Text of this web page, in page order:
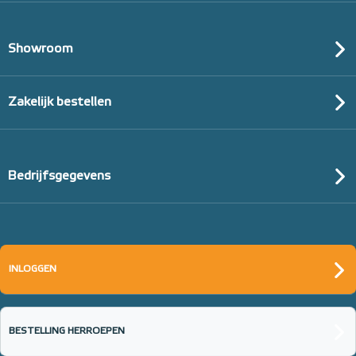
Showroom
Zakelijk bestellen
Bedrijfsgegevens
INLOGGEN
BESTELLING HERROEPEN